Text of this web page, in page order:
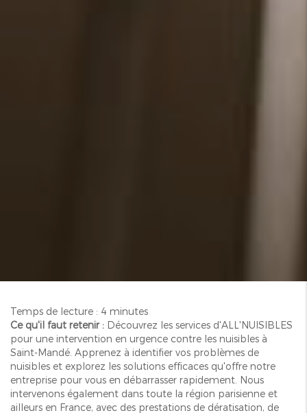
Temps de lecture : 4 minutes
Ce qu'il faut retenir : Découvrez les services d'ALL'NUISIBLES
pour une intervention en urgence contre les nuisibles à
Saint-Mandé. Apprenez à identifier vos problèmes de
nuisibles et explorez les solutions efficaces qu'offre notre
entreprise pour vous en débarrasser rapidement. Nous
intervenons également dans toute la région parisienne et
ailleurs en France, avec des prestations de dératisation, de